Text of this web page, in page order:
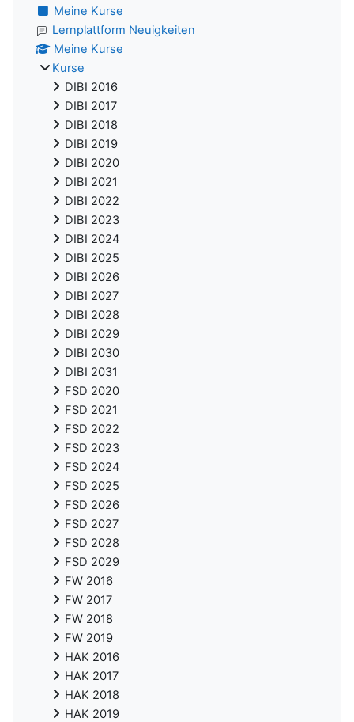
Meine Kurse
Lernplattform Neuigkeiten
Meine Kurse
Kurse
DIBI 2016
DIBI 2017
DIBI 2018
DIBI 2019
DIBI 2020
DIBI 2021
DIBI 2022
DIBI 2023
DIBI 2024
DIBI 2025
DIBI 2026
DIBI 2027
DIBI 2028
DIBI 2029
DIBI 2030
DIBI 2031
FSD 2020
FSD 2021
FSD 2022
FSD 2023
FSD 2024
FSD 2025
FSD 2026
FSD 2027
FSD 2028
FSD 2029
FW 2016
FW 2017
FW 2018
FW 2019
HAK 2016
HAK 2017
HAK 2018
HAK 2019